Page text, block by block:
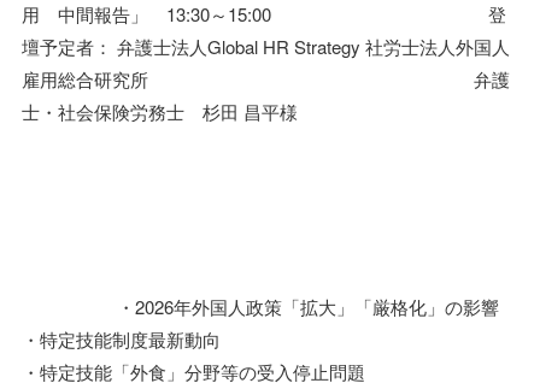
用 中間報告」 13:30～15:00 登
壇予定者： 弁護士法人Global HR Strategy 社労士法人外国人
雇用総合研究所 弁護
士・社会保険労務士 杉田 昌平様
・2026年外国人政策「拡大」「厳格化」の影響
・特定技能制度最新動向
・特定技能「外食」分野等の受入停止問題